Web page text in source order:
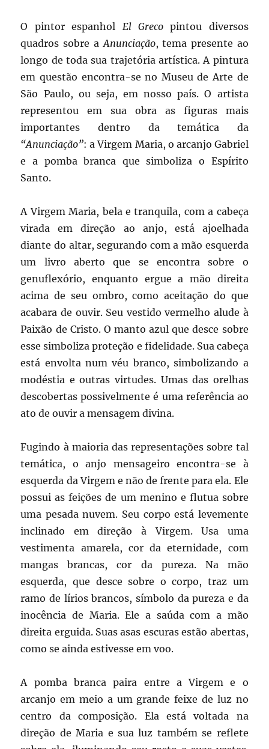
O pintor espanhol El Grecopintou diversos
quadros sobre aAnunciação, tema presente ao
longo de toda sua trajetória artística. A pintura
em questão encontra-se no Museu de Arte de
São Paulo, ou seja, em nosso país. O artista
representou em sua obra as figuras mais
importantes dentro da temática da
“Anunciação”: a Virgem Maria, o arcanjo Gabriel
e a pomba branca que simboliza o Espírito
Santo.
A Virgem Maria, bela e tranquila, com a cabeça
virada em direção ao anjo, está ajoelhada
diante do altar, segurando com a mão esquerda
um livro aberto que se encontra sobre o
genuflexório, enquanto ergue a mão direita
acima de seu ombro, como aceitação do que
acabara de ouvir. Seu vestido vermelho alude à
Paixão de Cristo. O manto azul que desce sobre
esse simboliza proteção e fidelidade. Sua cabeça
está envolta num véu branco, simbolizando a
modéstia e outras virtudes. Umas das orelhas
descobertas possivelmente é uma referência ao
ato de ouvir a mensagem divina.
Fugindo à maioria das representações sobre tal
temática, o anjo mensageiro encontra-se à
esquerda da Virgem e não de frente para ela. Ele
possui as feições de um menino e flutua sobre
uma pesada nuvem. Seu corpo está levemente
inclinado em direção à Virgem. Usa uma
vestimenta amarela, cor da eternidade, com
mangas brancas, cor da pureza. Na mão
esquerda, que desce sobre o corpo, traz um
ramo de lírios brancos, símbolo da pureza e da
inocência de Maria. Ele a saúda com a mão
direita erguida. Suas asas escuras estão abertas,
como se ainda estivesse em voo.
A pomba branca paira entre a Virgem e o
arcanjo em meio a um grande feixe de luz no
centro da composição. Ela está voltada na
direção de Maria e sua luz também se reflete